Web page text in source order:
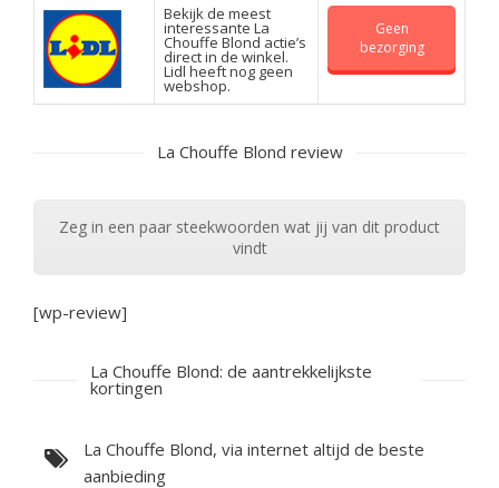
Bekijk de meest
interessante La
Chouffe Blond actie’s
direct in de winkel.
Lidl heeft nog geen
webshop.
Geen
bezorging
La Chouffe Blond review
Zeg in een paar steekwoorden wat jij van dit product
vindt
[wp-review]
La Chouffe Blond: de aantrekkelijkste
kortingen
La Chouffe Blond, via internet altijd de beste
aanbieding